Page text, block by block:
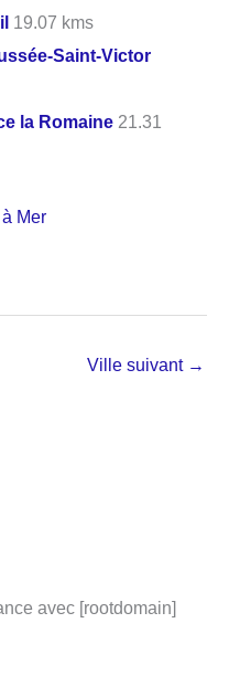
19.07 kms
Saint-Victor
la Romaine 21.31
Mer
Ville suivant →
avec [rootdomain]